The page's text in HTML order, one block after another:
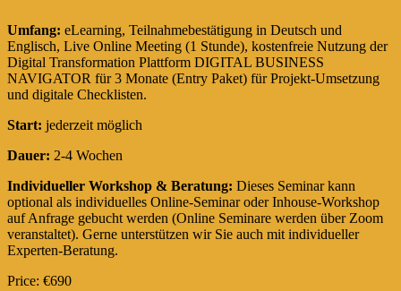
Umfang: eLearning, Teilnahmebestätigung in Deutsch und
Englisch, Live Online Meeting (1 Stunde), kostenfreie Nutzung der
Digital Transformation Plattform DIGITAL BUSINESS
NAVIGATOR für 3 Monate (Entry Paket) für Projekt-Umsetzung
und digitale Checklisten.
Start: jederzeit möglich
Dauer: 2-4 Wochen
Individueller Workshop & Beratung: Dieses Seminar kann
optional als individuelles Online-Seminar oder Inhouse-Workshop
auf Anfrage gebucht werden (Online Seminare werden über Zoom
veranstaltet). Gerne unterstützen wir Sie auch mit individueller
Experten-Beratung.
Price: €690